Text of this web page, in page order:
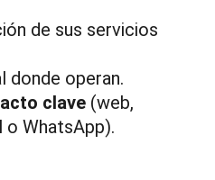
de sus servicios
donde operan.
clave (web,
WhatsApp).